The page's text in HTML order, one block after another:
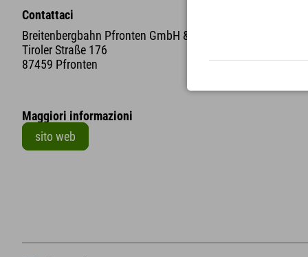
Contattaci
Breitenbergbahn Pfronten GmbH & Co. KG
Tiroler Straße 176
87459 Pfronten
Maggiori informazioni
sito web